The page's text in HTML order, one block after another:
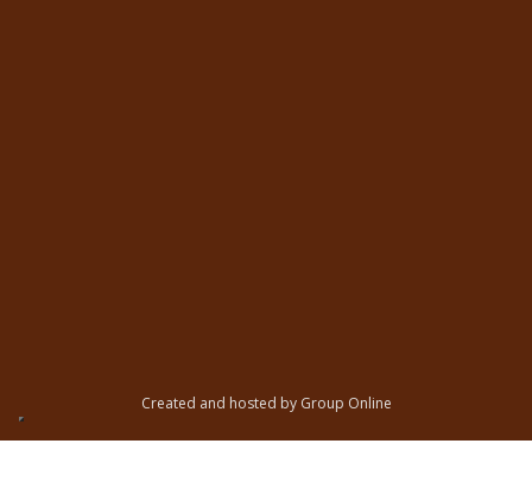
Created and hosted by Group Online